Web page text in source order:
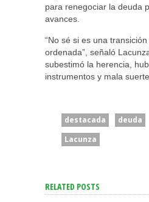
para renegociar la deuda
avances.
“No sé si es una
ordenada”, señaló
subestimó la herencia,
instrumentos y mala
destacada deuda
Lacunza
RELATED POSTS